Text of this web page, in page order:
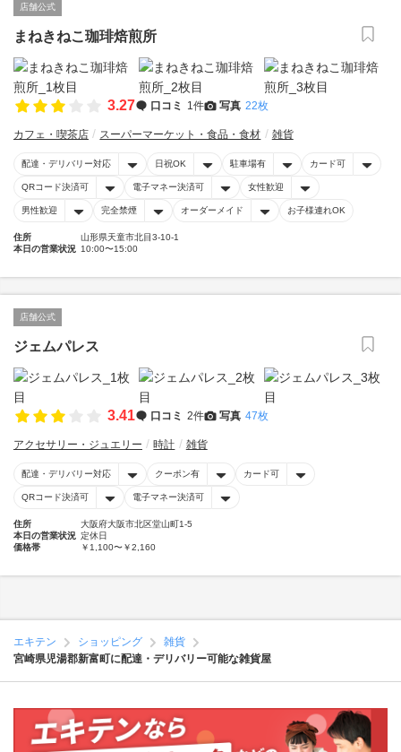
店舗公式
まねきねこ珈琲焙煎所
3.27 口コミ 1件 写真 22枚
カフェ・喫茶店 スーパーマーケット・食品・食材 雑貨
配達・デリバリー対応 日祝OK 駐車場有 カード可
QRコード決済可 電子マネー決済可 女性歓迎
男性歓迎 完全禁煙 オーダーメイド お子様連れOK
住所
山形県天童市北目3-10-1
本日の営業状況 10:00〜15:00
店舗公式
ジェムパレス
3.41 口コミ 2件 写真 47枚
アクセサリー・ジュエリー 時計 雑貨
配達・デリバリー対応 クーポン有 カード可
QRコード決済可 電子マネー決済可
住所
大阪府大阪市北区堂山町1-5
本日の営業状況 定休日
価格帯
￥1,100〜￥2,160
エキテン ショッピング
雑貨
宮崎県児湯郡新富町に配達・デリバリー可能な雑貨屋